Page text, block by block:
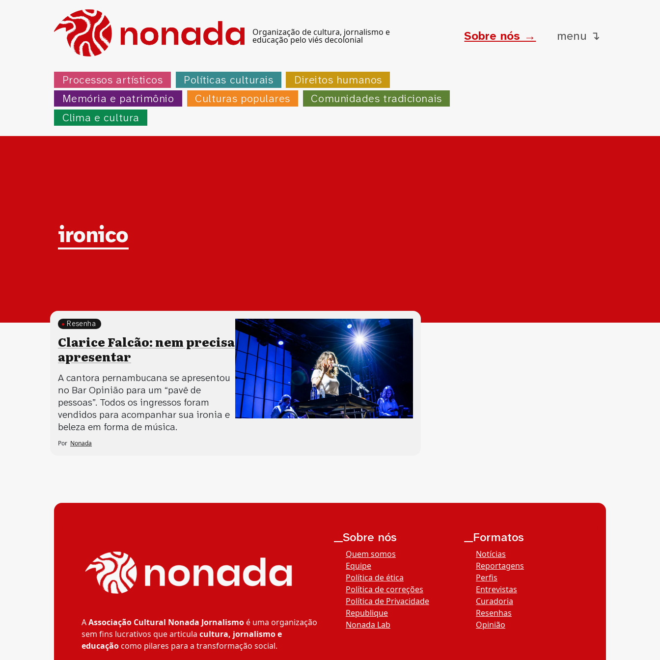
Organização de cultura, jornalismo e
educação pelo viés decolonial Sobre nós → menu ↴
Processos artísticos Políticas culturais
Direitos humanos
Memória e patrimônio
Culturas populares
Comunidades tradicionais
Clima e cultura
Tag:
ironico
Resenha
Clarice Falcão: nem precisa
apresentar
A cantora pernambucana se apresentou
no Bar Opinião para um “pavê de
pessoas”. Todos os ingressos foram
vendidos para acompanhar sua ironia e
beleza em forma de música.
Por Nonada
AAssociação Cultural Nonada Jornalismoé uma organização
sem fins lucrativos que articula cultura, jornalismo e
educaçãocomo pilares para a transformação social.
__Sobre nós
Quem somos
Equipe
Política de ética
Política de correções
Política de Privacidade
Republique
Nonada Lab
__Formatos
Notícias
Reportagens
Perfis
Entrevistas
Curadoria
Resenhas
Opinião